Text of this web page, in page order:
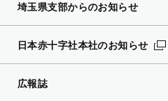
埼玉県支部からのお知らせ
日本赤十字社本社のお知らせ
広報誌